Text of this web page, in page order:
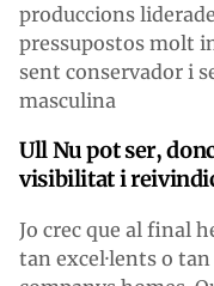
produccions
pressupostos molt
sent conservador i
masculina
Ull Nu pot ser,
visibilitat i
Jo crec que al final
tan excel·lents o